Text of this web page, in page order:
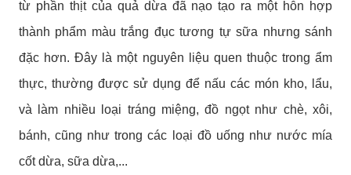
từ phần thịt của quả dừa đã nạo tạo ra một hỗn hợp
thành phẩm màu trắng đục tương tự sữa nhưng sánh
đặc hơn. Đây là một nguyên liệu quen thuộc trong ẩm
thực, thường được sử dụng để nấu các món kho, lẩu,
và làm nhiều loại tráng miệng, đồ ngọt như chè, xôi,
bánh, cũng như trong các loại đồ uống như nước mía
cốt dừa, sữa dừa,...